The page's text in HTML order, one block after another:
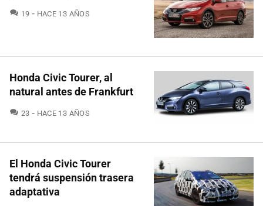
19 COMENTARIOS
HACE 13 AÑOS
Honda Civic Tourer, al
natural antes de Frankfurt
23 COMENTARIOS
HACE 13 AÑOS
El Honda Civic Tourer
tendrá suspensión trasera
adaptativa